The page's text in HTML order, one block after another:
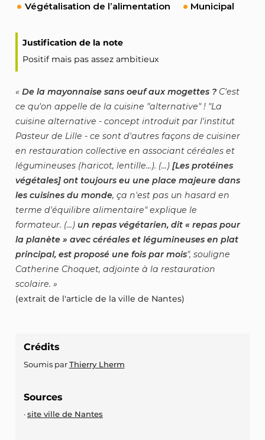
Végétalisation de l’alimentation Municipal
Justification de la note
Positif mais pas assez ambitieux
De la mayonnaise sans oeuf aux mogettes ? C'est
ce qu'on appelle de la cuisine "alternative" ! "La
cuisine alternative - concept introduit par l'institut
Pasteur de Lille - ce sont d'autres façons de cuisiner
en restauration collective en associant céréales et
légumineuses (haricot, lentille...). (...)[Les protéines
végétales] ont toujours eu une place majeure dans
les cuisines du monde, ça n'est pas un hasard en
terme d'équilibre alimentaire" explique le
formateur. (...) un repas végétarien, dit « repas pour
la planète » avec céréales et légumineuses en plat
principal, est proposé une fois par mois", souligne
Catherine Choquet, adjointe à la restauration
scolaire.
(extrait de l'article de la ville de Nantes)
Crédits
Soumis parThierry Lherm
Sources
site ville de Nantes